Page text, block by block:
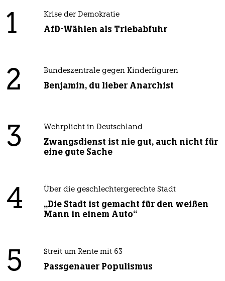
1 Krise der Demokratie
AfD-Wählen als Triebabfuhr
2 Bundeszentrale gegen Kinderfiguren
Benjamin, du lieber Anarchist
3 Wehrplicht in Deutschland
Zwangsdienst ist nie gut, auch nicht für
eine gute Sache
4 Über die geschlechtergerechte Stadt
„Die Stadt ist gemacht für den weißen
Mann in einem Auto“
5 Streit um Rente mit 63
Passgenauer Populismus